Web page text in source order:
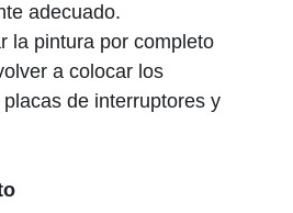
adecuado.
la pintura por completo
a colocar los
de interruptores y